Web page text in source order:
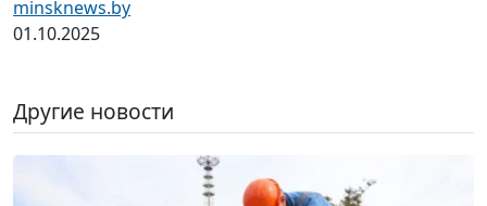
minsknews.by
01.10.2025
Другие новости